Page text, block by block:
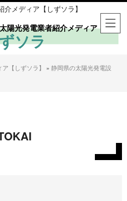
メディア【しずソラ】
陽光発電業者紹介メディア
ソラ
【しずソラ】 » 静岡県の太陽光発電設